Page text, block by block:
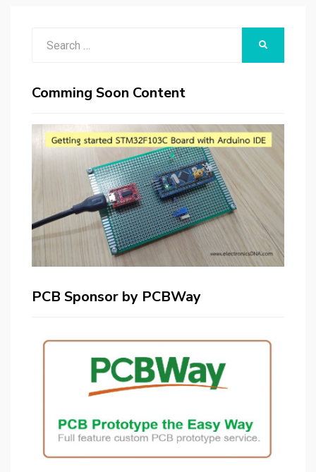
Comming Soon Content
PCB Sponsor by PCBWay